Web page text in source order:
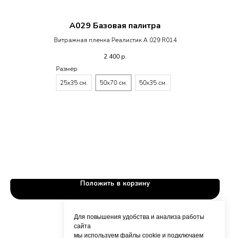
A029 Базовая палитра
Витражная пленка Реалистик A 029 R014
2 400 р.
Размер
25х35 см.
50х70 см. 50х35 см.
Положить в корзину
Для повышения удобства и анализа работы
сайта
мы используем файлы cookie и подключаем